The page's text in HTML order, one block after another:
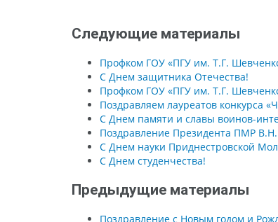
Следующие материалы
Профком ГОУ «ПГУ им. Т.Г.
С Днем защитника Отечества!
Профком ГОУ «ПГУ им. Т.Г.
Поздравляем лауреатов конкурса
С Днем памяти и славы воинов-
Поздравление Президента ПМР В.Н.
С Днем науки Приднестровской
С Днем студенчества!
Предыдущие материалы
Поздравление с Новым годом и